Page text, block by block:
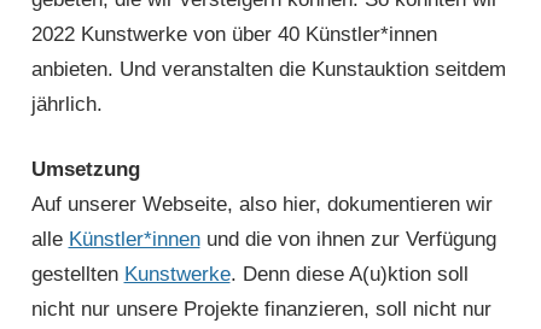
2022 Kunstwerke von über 40 Künstler*innen
anbieten. Und veranstalten die Kunstauktion seitdem
jährlich.
Umsetzung
Auf unserer Webseite, also hier, dokumentieren wir
alle Künstler*innenund die von ihnen zur Verfügung
gestellten Kunstwerke. Denn diese A(u)ktion soll
nicht nur unsere Projekte finanzieren, soll nicht nur